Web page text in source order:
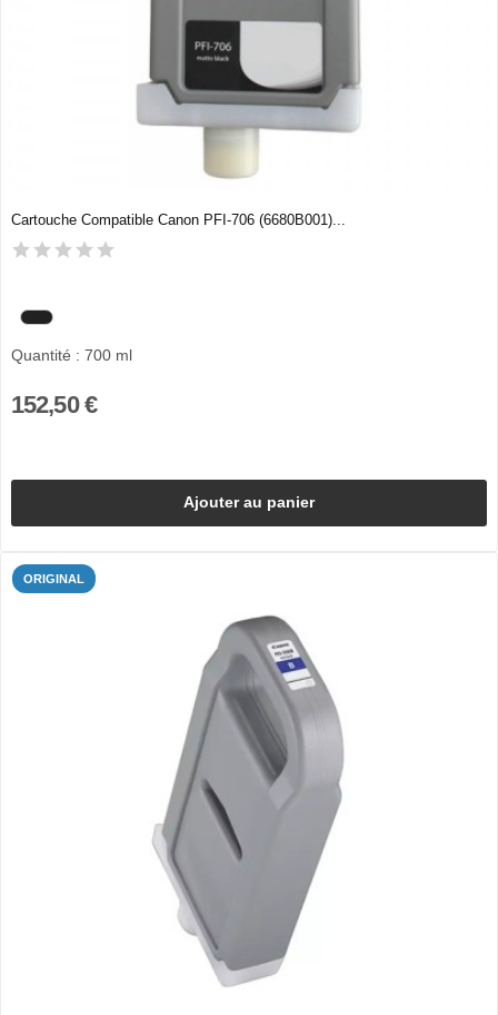
Cartouche Compatible Canon PFI-706 (6680B001)...
Quantité : 700 ml
152,50 €
Ajouter au panier
ORIGINAL